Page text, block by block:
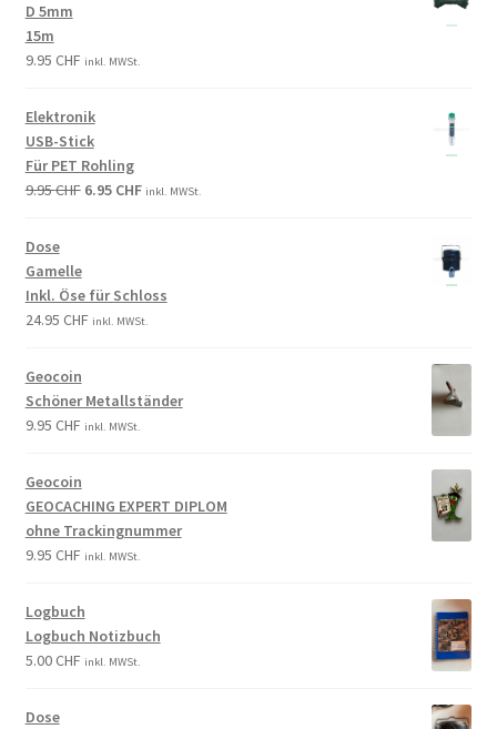
D 5mm
15m
9.95 CHF inkl. MWSt.
Elektronik
USB-Stick
Für PET Rohling
9.95CHF 6.95 CHF inkl. MWSt.
Dose
Gamelle
Inkl. Öse für Schloss
24.95 CHF inkl. MWSt.
Geocoin
Schöner Metallständer
9.95 CHF inkl. MWSt.
Geocoin
GEOCACHING EXPERT DIPLOM
ohne Trackingnummer
9.95 CHF inkl. MWSt.
Logbuch
Logbuch Notizbuch
5.00CHF inkl. MWSt.
Dose